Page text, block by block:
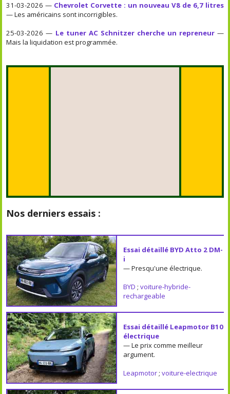
31-03-2026 — Chevrolet Corvette : un nouveau V8 de 6,7 litres
— Les américains sont incorrigibles.
25-03-2026 — Le tuner AC Schnitzer cherche un repreneur—
Mais la liquidation est programmée.
Nos derniers essais :
Essai détaillé BYD Atto 2 DM-
i
— Presqu'une électrique.
BYD ; voiture-hybride-
rechargeable
Essai détaillé Leapmotor B10
électrique
— Le prix comme meilleur
argument.
Leapmotor; voiture-electrique